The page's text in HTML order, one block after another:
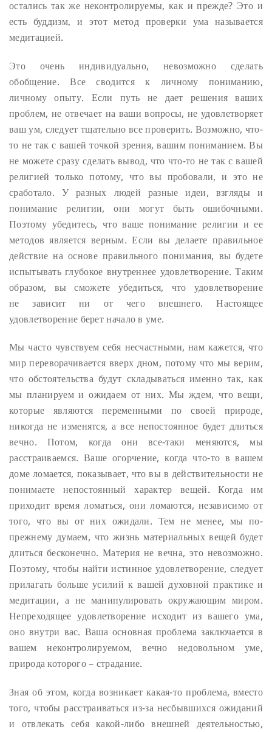
остались так же неконтролируемы, как и прежде? Это и
есть буддизм, и этот метод проверки ума называется
медитацией.
Это очень индивидуально, невозможно сделать
обобщение. Все сводится к личному пониманию,
личному опыту. Если путь не дает решения ваших
проблем, не отвечает на ваши вопросы, не удовлетворяет
ваш ум, следует тщательно все проверить. Возможно, что-
то не так с вашей точкой зрения, вашим пониманием. Вы
не можете сразу сделать вывод, что что-то не так с вашей
религией только потому, что вы пробовали, и это не
сработало. У разных людей разные идеи, взгляды и
понимание религии, они могут быть ошибочными.
Поэтому убедитесь, что ваше понимание религии и ее
методов является верным. Если вы делаете правильное
действие на основе правильного понимания, вы будете
испытывать глубокое внутреннее удовлетворение. Таким
образом, вы сможете убедиться, что удовлетворение
не зависит ни от чего внешнего. Настоящее
удовлетворение берет начало в уме.
Мы часто чувствуем себя несчастными, нам кажется, что
мир переворачивается вверх дном, потому что мы верим,
что обстоятельства будут складываться именно так, как
мы планируем и ожидаем от них. Мы ждем, что вещи,
которые являются переменными по своей природе,
никогда не изменятся, а все непостоянное будет длиться
вечно. Потом, когда они все-таки меняются, мы
расстраиваемся. Ваше огорчение, когда что-то в вашем
доме ломается, показывает, что вы в действительности не
понимаете непостоянный характер вещей. Когда им
приходит время ломаться, они ломаются, независимо от
того, что вы от них ожидали. Тем не менее, мы по-
прежнему думаем, что жизнь материальных вещей будет
длиться бесконечно. Материя не вечна, это невозможно.
Поэтому, чтобы найти истинное удовлетворение, следует
прилагать больше усилий к вашей духовной практике и
медитации, а не манипулировать окружающим миром.
Непреходящее удовлетворение исходит из вашего ума,
оно внутри вас. Ваша основная проблема заключается в
вашем неконтролируемом, вечно недовольном уме,
природа которого – страдание.
Зная об этом, когда возникает какая-то проблема, вместо
того, чтобы расстраиваться из-за несбывшихся ожиданий
и отвлекать себя какой-либо внешней деятельностью,